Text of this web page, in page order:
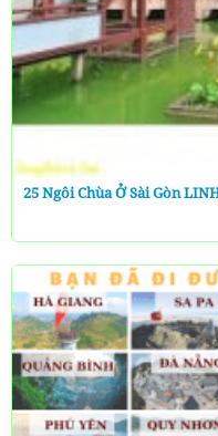
25 Ngôi Chùa Ở Sài Gòn